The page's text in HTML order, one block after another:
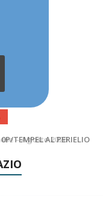
AL PERIELIO
2026